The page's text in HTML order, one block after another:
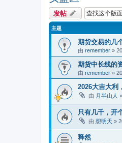
发帖
主题
期货交易的几
由 remember »
期货中长线的
由 remember »
2026大吉大利
由 月半山人
只有几千，开
由 想明天 »
释然